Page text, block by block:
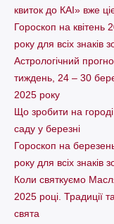
квиток до КАІ» вже
Гороскоп на квітень
року для всіх знаків
Астрологічний
тиждень, 24 – 30
2025 року
Що зробити на
саду у березні
Гороскоп на
року для всіх знаків
Коли святкуємо
2025 році. Традиції
свята